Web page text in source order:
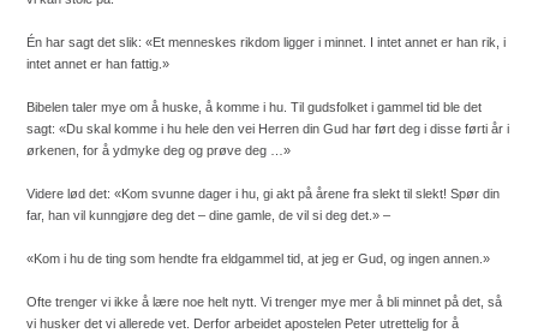
Én har sagt det slik: «Et menneskes rikdom ligger i minnet. I intet annet er han rik, i
intet annet er han fattig.»
Bibelen taler mye om å huske, å komme i hu. Til gudsfolket i gammel tid ble det
sagt: «Du skal komme i hu hele den vei Herren din Gud har ført deg i disse førti år i
ørkenen, for å ydmyke deg og prøve deg …»
Videre lød det: «Kom svunne dager i hu, gi akt på årene fra slekt til slekt! Spør din
far, han vil kunngjøre deg det – dine gamle, de vil si deg det.» –
«Kom i hu de ting som hendte fra eldgammel tid, at jeg er Gud, og ingen annen.»
Ofte trenger vi ikke å lære noe helt nytt. Vi trenger mye mer å bli minnet på det, så
vi husker det vi allerede vet. Derfor arbeidet apostelen Peter utrettelig for å